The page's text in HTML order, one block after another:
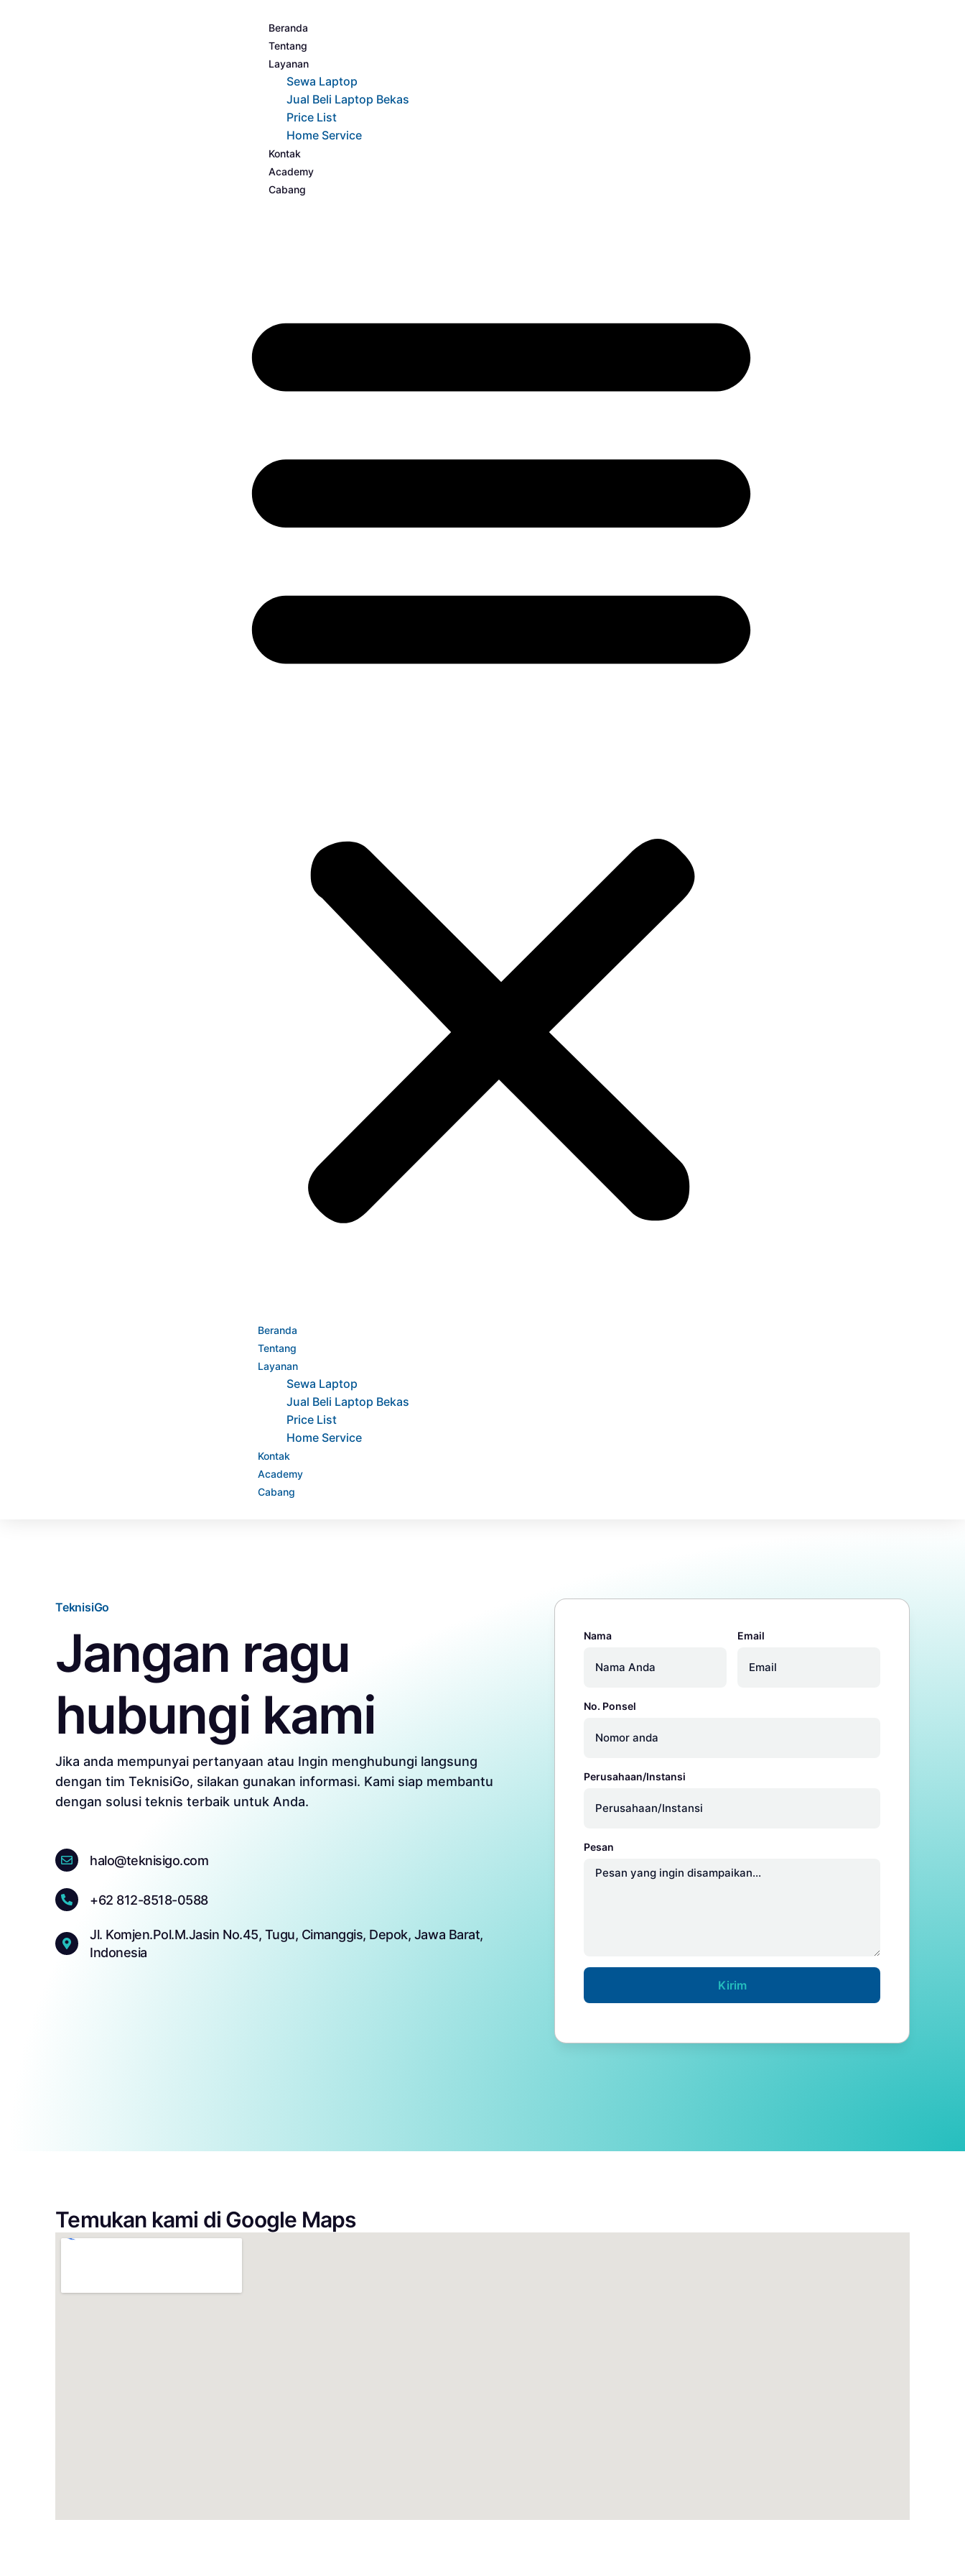
Beranda
Tentang
Layanan
Sewa Laptop
Jual Beli Laptop Bekas
Price List
Home Service
Kontak
Academy
Cabang
Beranda
Tentang
Layanan
Sewa Laptop
Jual Beli Laptop Bekas
Price List
Home Service
Kontak
Academy
Cabang
TeknisiGo
Jangan ragu
hubungi kami
Jika anda mempunyai pertanyaan atau Ingin menghubungi langsung
dengan tim TeknisiGo, silakan gunakan informasi. Kami siap membantu
dengan solusi teknis terbaik untuk Anda.
halo@teknisigo.com
+62 812-8518-0588
Jl. Komjen.Pol.M.Jasin No.45, Tugu, Cimanggis, Depok, Jawa Barat,
Indonesia
Nama Email
No. Ponsel
Perusahaan/Instansi
Pesan
Kirim
Temukan kami di Google Maps